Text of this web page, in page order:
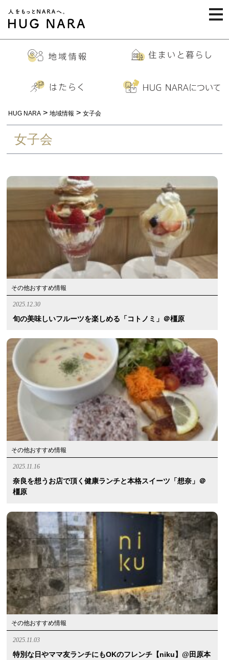
HUG NARA > 地域情報 > 女子会
女子会
その他おすすめ情報
2025.12.30
旬の美味しいフルーツを楽しめる「コトノミ」＠橿原
その他おすすめ情報
2025.11.16
奈良を想うお店で頂く健康ランチと本格スイーツ「想奈」＠
橿原
その他おすすめ情報
2025.11.03
特別な日やママ友ランチにもOKのフレンチ【niku】@田原本